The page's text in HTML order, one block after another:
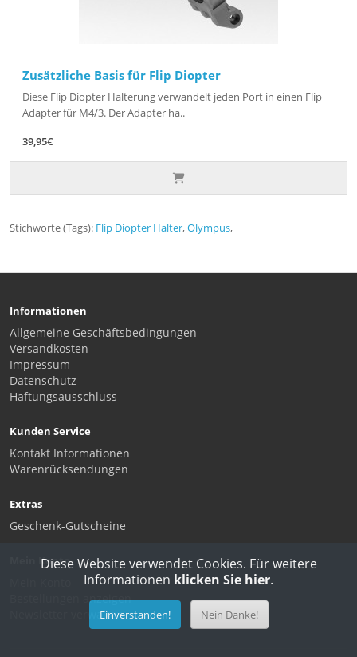
Zusätzliche Basis für Flip Diopter
Diese Flip Diopter Halterung verwandelt jeden Port in einen Flip
Adapter für M4/3. Der Adapter ha..
39,95€
Stichworte (Tags): Flip Diopter Halter,Olympus,
Informationen
Allgemeine Geschäftsbedingungen
Versandkosten
Impressum
Datenschutz
Haftungsausschluss
Kunden Service
Kontakt Informationen
Warenrücksendungen
Extras
Geschenk-Gutscheine
Mein Konto
Bestellungen anzeigen
Newsletter verwalten
Diese Website verwendet Cookies. Für weitere
Informationen klicken Sie hier.
Einverstanden! Nein Danke!